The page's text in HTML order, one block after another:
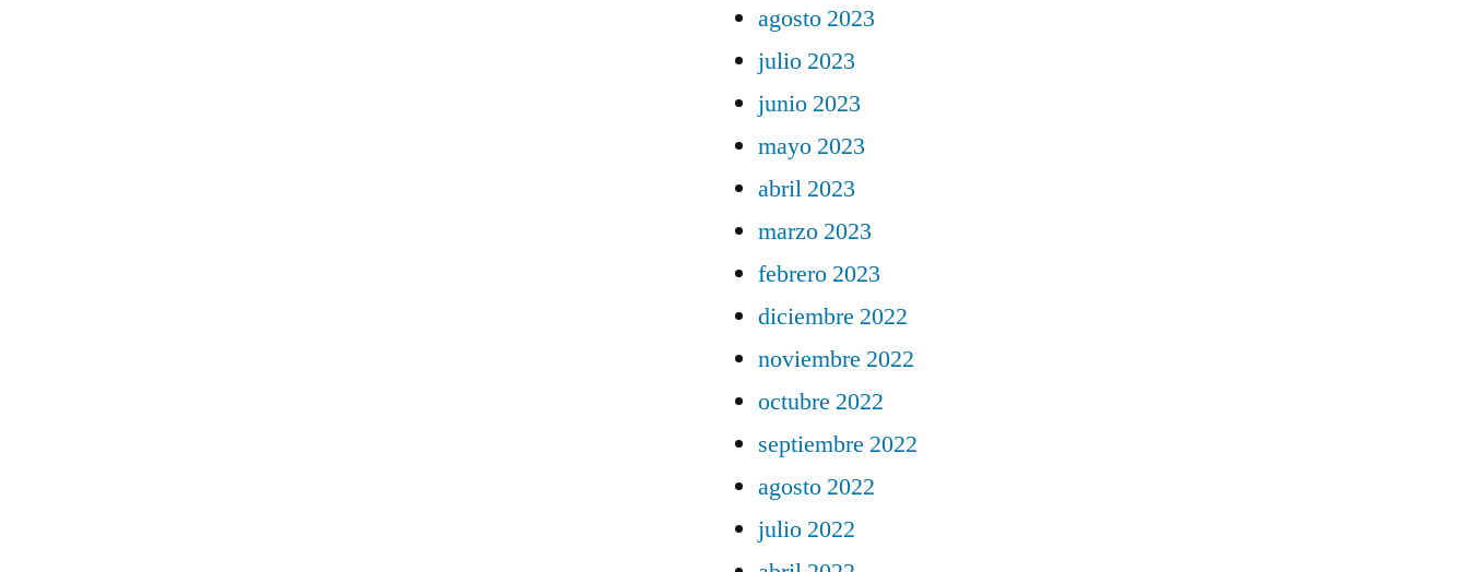
agosto 2023
julio 2023
junio 2023
mayo 2023
abril 2023
marzo 2023
febrero 2023
diciembre 2022
noviembre 2022
octubre 2022
septiembre 2022
agosto 2022
julio 2022